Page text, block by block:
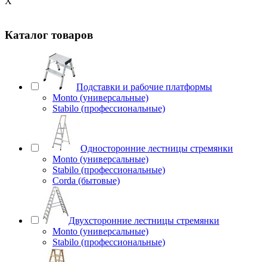
Каталог товаров
Подставки и рабочие платформы
Monto (универсальные)
Stabilo (профессиональные)
Односторонние лестницы стремянки
Monto (универсальные)
Stabilo (профессиональные)
Corda (бытовые)
Двухсторонние лестницы стремянки
Monto (универсальные)
Stabilo (профессиональные)